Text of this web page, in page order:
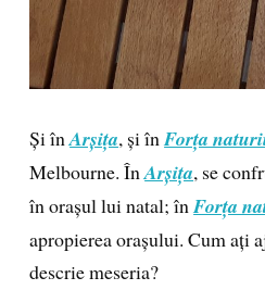
Și înArșița, și înForța
Melbourne. ÎnArșița, se
în orașul lui natal; înForța
apropierea orașului. Cum ați
descrie meseria?